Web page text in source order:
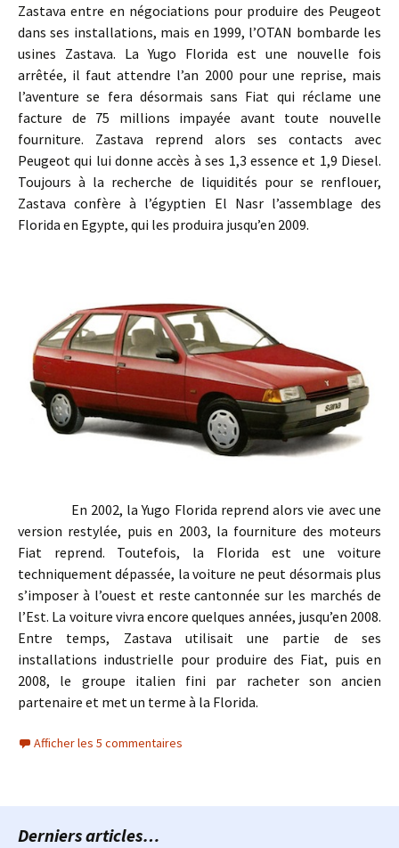
Zastava entre en négociations pour produire des Peugeot
dans ses installations, mais en 1999, l’OTAN bombarde les
usines Zastava. La Yugo Florida est une nouvelle fois
arrêtée, il faut attendre l’an 2000 pour une reprise, mais
l’aventure se fera désormais sans Fiat qui réclame une
facture de 75 millions impayée avant toute nouvelle
fourniture. Zastava reprend alors ses contacts avec
Peugeot qui lui donne accès à ses 1,3 essence et 1,9 Diesel.
Toujours à la recherche de liquidités pour se renflouer,
Zastava confère à l’égyptien El Nasr l’assemblage des
Florida en Egypte, qui les produira jusqu’en 2009.
En 2002, la Yugo Florida reprend alors vie avec une
version restylée, puis en 2003, la fourniture des moteurs
Fiat reprend. Toutefois, la Florida est une voiture
techniquement dépassée, la voiture ne peut désormais plus
s’imposer à l’ouest et reste cantonnée sur les marchés de
l’Est. La voiture vivra encore quelques années, jusqu’en 2008.
Entre temps, Zastava utilisait une partie de ses
installations industrielle pour produire des Fiat, puis en
2008, le groupe italien fini par racheter son ancien
partenaire et met un terme à la Florida.
Afficher les 5 commentaires
Derniers articles…